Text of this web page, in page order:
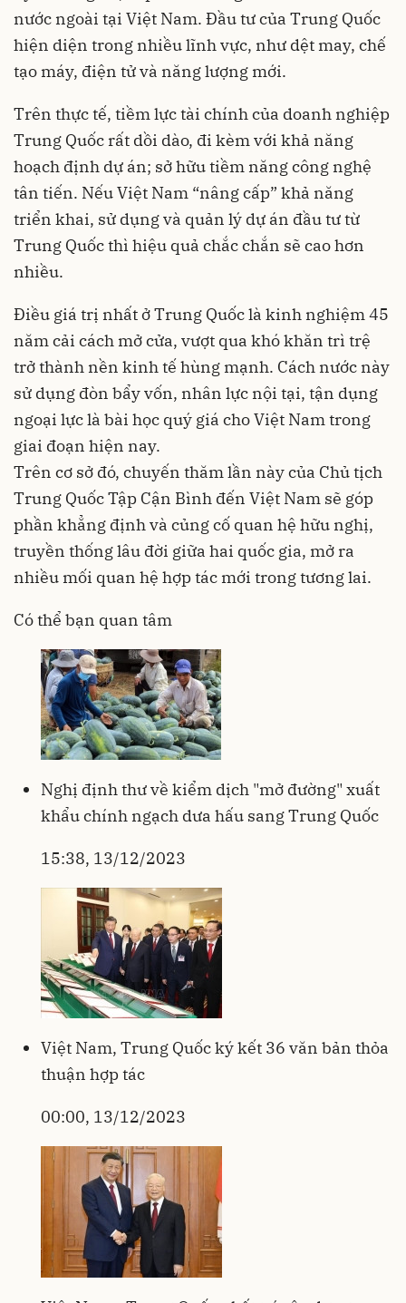
nước ngoài tại Việt Nam. Đầu tư của Trung Quốc
hiện diện trong nhiều lĩnh vực, như dệt may, chế
tạo máy, điện tử và năng lượng mới.
Trên thực tế, tiềm lực tài chính của doanh nghiệp
Trung Quốc rất dồi dào, đi kèm với khả năng
hoạch định dự án; sở hữu tiềm năng công nghệ
tân tiến. Nếu Việt Nam “nâng cấp” khả năng
triển khai, sử dụng và quản lý dự án đầu tư từ
Trung Quốc thì hiệu quả chắc chắn sẽ cao hơn
nhiều.
Điều giá trị nhất ở Trung Quốc là kinh nghiệm 45
năm cải cách mở cửa, vượt qua khó khăn trì trệ
trở thành nền kinh tế hùng mạnh. Cách nước này
sử dụng đòn bẩy vốn, nhân lực nội tại, tận dụng
ngoại lực là bài học quý giá cho Việt Nam trong
giai đoạn hiện nay.
Trên cơ sở đó, chuyến thăm lần này của Chủ tịch
Trung Quốc Tập Cận Bình đến Việt Nam sẽ góp
phần khẳng định và củng cố quan hệ hữu nghị,
truyền thống lâu đời giữa hai quốc gia, mở ra
nhiều mối quan hệ hợp tác mới trong tương lai.
Có thể bạn quan tâm
Nghị định thư về kiểm dịch "mở đường" xuất
khẩu chính ngạch dưa hấu sang Trung Quốc
15:38, 13/12/2023
Việt Nam, Trung Quốc ký kết 36 văn bản thỏa
thuận hợp tác
00:00, 13/12/2023